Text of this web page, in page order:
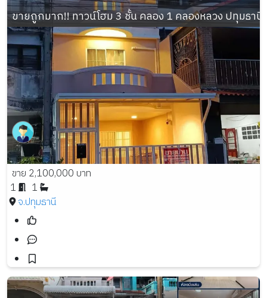
ขายถูกมาก!! ทาวน์โฮม 3 ชั้น คลอง 1 คลองหลวง ปทุมธานี
ขาย 2,100,000 บาท
1
1
จ.ปทุมธานี